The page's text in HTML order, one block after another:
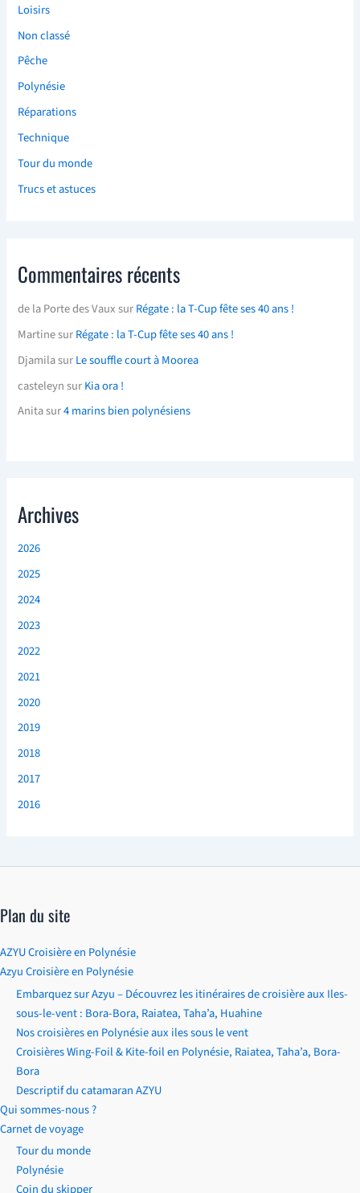
Loisirs
Non classé
Pêche
Polynésie
Réparations
Technique
Tour du monde
Trucs et astuces
Commentaires récents
de la Porte des VauxsurRégate : la T-Cup fête ses 40 ans !
MartinesurRégate : la T-Cup fête ses 40 ans !
DjamilasurLe souffle court à Moorea
casteleynsurKia ora !
Anitasur4 marins bien polynésiens
Archives
2026
2025
2024
2023
2022
2021
2020
2019
2018
2017
2016
Plan du site
AZYU Croisière en Polynésie
Azyu Croisière en Polynésie
Embarquez sur Azyu – Découvrez les itinéraires de croisière aux Iles-
sous-le-vent : Bora-Bora, Raiatea, Taha’a, Huahine
Nos croisières en Polynésie aux iles sous le vent
Croisières Wing-Foil & Kite-foil en Polynésie, Raiatea, Taha’a, Bora-
Bora
Descriptif du catamaran AZYU
Qui sommes-nous ?
Carnet de voyage
Tour du monde
Polynésie